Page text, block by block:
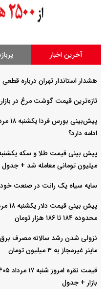
آخرین اخبار
هشدار استاندار تهران درباره
تازه‌ترین قیمت گوشت مرغ در بازار ۱۷ مردادماه ۱۴۰
ادامه دارد؟
میلیون تومانی معامله شد + جدول
سایه سیاه یک رانت در صنعت
محدوده ۱۸۴ تا ۱۸۶ هزار تومان
نزولی شدن رشد سالانه مصرف
ماینر غیرمجاز به ۳ میلیون تومان
بازار + جدول